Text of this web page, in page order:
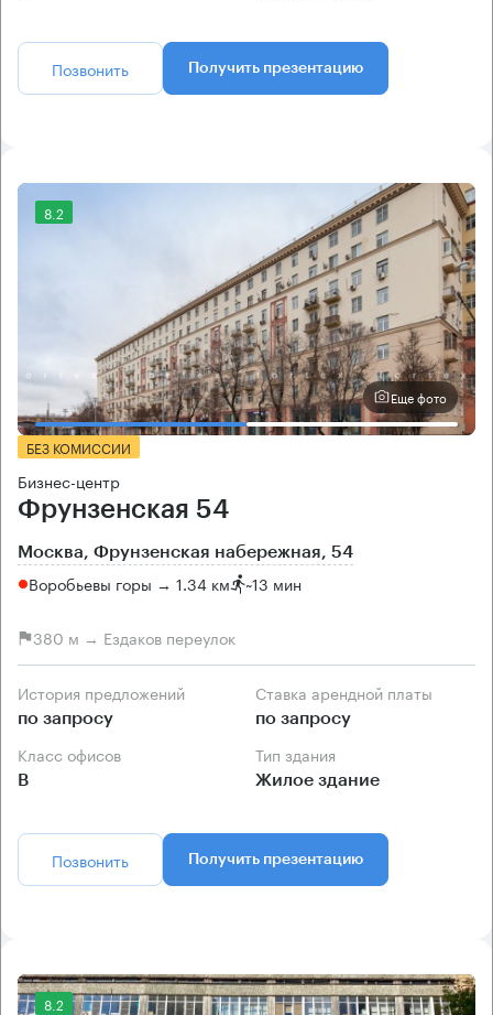
Позвонить Получить презентацию
8.2
Еще фото
БЕЗ КОМИССИИ
Бизнес-центр
Фрунзенская 54
Москва, Фрунзенская набережная, 54
Воробьевы горы → 1.34 км ~13 мин
380 м → Ездаков переулок
История предложений
по запросу
Ставка арендной платы
по запросу
Класс офисов
B
Тип здания
Жилое здание
Позвонить Получить презентацию
8.2